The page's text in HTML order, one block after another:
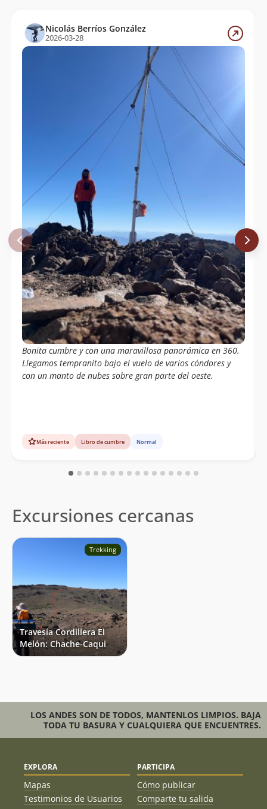
Nicolás Berríos González
2026-03-28
Bonita cumbre y con una maravillosa panorámica en 360.
Llegamos tempranito bajo el vuelo de varios cóndores y
con un manto de nubes sobre gran parte del oeste.
Más reciente Libro de cumbre Normal
Excursiones cercanas
Trekking
Travesía Cordillera El
Melón: Chache-Caqui
LOS ANDES SON DE TODOS, MANTENLOS LIMPIOS. BAJA
TODA TU BASURA Y CUALQUIERA QUE ENCUENTRES.
EXPLORA
Mapas
Testimonios de Usuarios
PARTICIPA
Cómo publicar
Comparte tu salida